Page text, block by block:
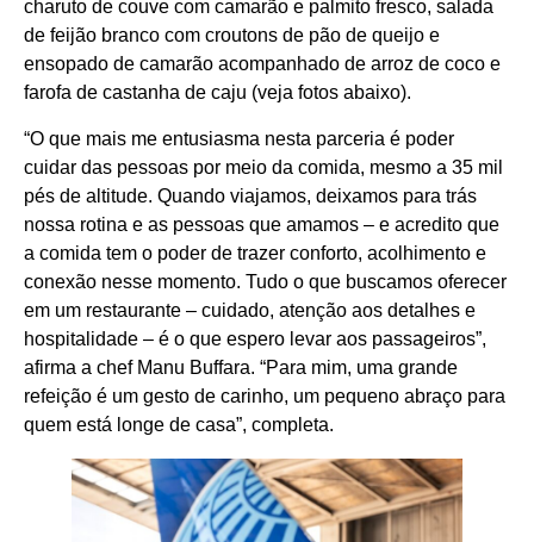
charuto de couve com camarão e palmito fresco, salada
de feijão branco com croutons de pão de queijo e
ensopado de camarão acompanhado de arroz de coco e
farofa de castanha de caju (veja fotos abaixo).
“O que mais me entusiasma nesta parceria é poder
cuidar das pessoas por meio da comida, mesmo a 35 mil
pés de altitude. Quando viajamos, deixamos para trás
nossa rotina e as pessoas que amamos – e acredito que
a comida tem o poder de trazer conforto, acolhimento e
conexão nesse momento. Tudo o que buscamos oferecer
em um restaurante – cuidado, atenção aos detalhes e
hospitalidade – é o que espero levar aos passageiros”,
afirma a chef Manu Buffara. “Para mim, uma grande
refeição é um gesto de carinho, um pequeno abraço para
quem está longe de casa”, completa.